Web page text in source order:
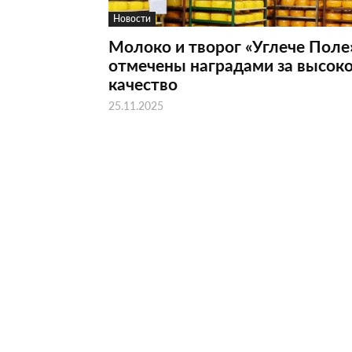
Новости
Молоко и творог «Углече
отмечены наградами за
качество
25.11.2025